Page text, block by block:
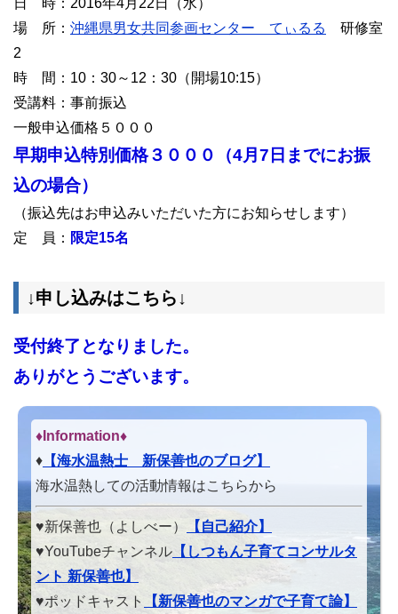
場 所： 沖縄県男女共同参画センター てぃるる
研修室
2
時 間：10：30～12：30（開場10:15）
受講料：事前振込
一般申込価格５０００
早期申込特別価格３０００（4月7日までにお振
込の場合）
（振込先はお申込みいただいた方にお知らせします）
定 員： 限定15名
↓申し込みはこちら↓
受付終了となりました。
ありがとうございます。
♦Information♦︎
♦ 【海水温熱士 新保善也のブログ】
海水温熱しての活動情報はこちらから
♥新保善也（よしべー）
【自己紹介】
♥YouTubeチャンネル 【しつもん子育てコンサルタ
ント 新保善也】
♥ポッドキャスト
【新保善也のマンガで子育て論】